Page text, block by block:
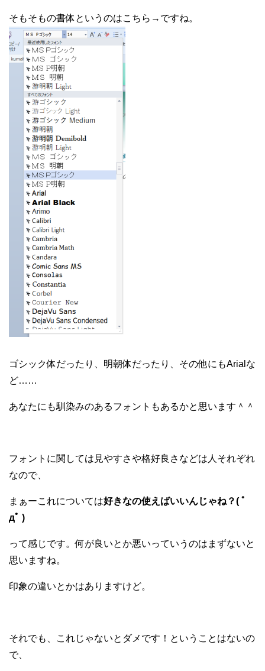
そもそもの書体というのはこちら→ですね。
ゴシック体だったり、明朝体だったり、その他にもArialな
ど……
あなたにも馴染みのあるフォントもあるかと思います＾＾
フォントに関しては見やすさや格好良さなどは人それぞれ
なので、
まぁーこれについては好きなの使えばいいんじゃね？( ﾟ
дﾟ )
って感じです。何が良いとか悪いっていうのはまずないと
思いますね。
印象の違いとかはありますけど。
それでも、これじゃないとダメです！ということはないの
で、